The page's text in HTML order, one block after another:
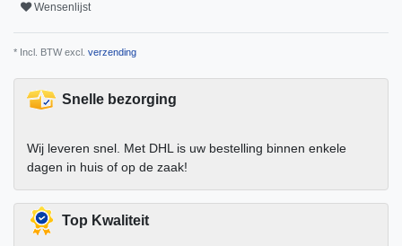
Wensenlijst
* Incl. BTW excl. verzending
Snelle bezorging
Wij leveren snel. Met DHL is uw bestelling binnen enkele
dagen in huis of op de zaak!
Top Kwaliteit